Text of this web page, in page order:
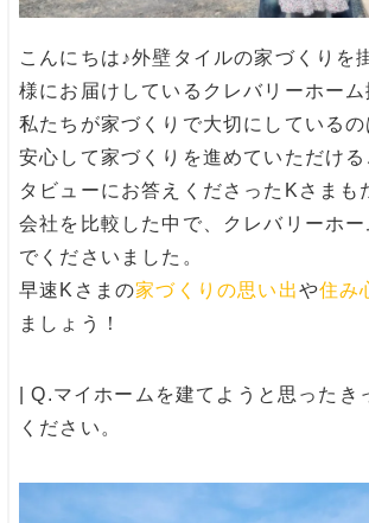
こんにちは♪外壁タイルの家づくりを
様にお届けしている クレバリーホー
私たちが家づくりで大切にしている
安心して家づくりを進めていただけ
タビューにお答えくださったKさまも
会社を比較した中で、クレバリーホ
でくださいました。
早速Kさまの家づくりの思い出や住み
ましょう！
| Q.マイホームを建てようと思ったき
ください。